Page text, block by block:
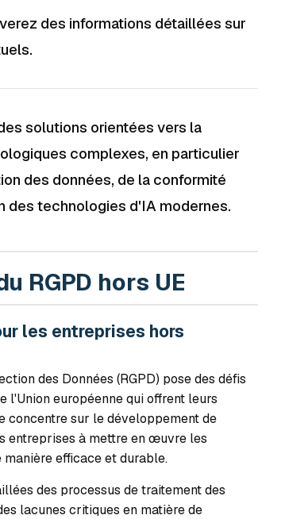
des informations détaillées sur
solutions orientées vers la
complexes, en particulier
des données, de la conformité
des technologies d'IA modernes.
RGPD hors UE
les entreprises hors
des Données (RGPD) pose des défis
l'Union européenne qui offrent leurs
concentre sur le développement de
entreprises à mettre en œuvre les
manière efficace et durable.
des processus de traitement des
lacunes critiques en matière de